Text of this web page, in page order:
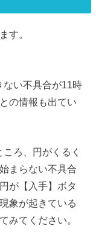
す。
ない不具合が11時
の情報も出てい
ろ、円がくるく
まらない不具合
が【入手】ボタ
象が起きている
みてください。